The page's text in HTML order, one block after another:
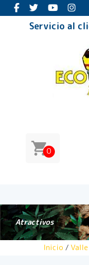
Servicio al
0
Atractivos
Inicio /